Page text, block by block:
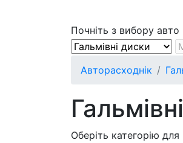
Почніть з вибору авто
Авторасходнік
Оберіть категорію